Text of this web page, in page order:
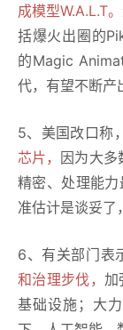
成模型W.A.L.T。
括爆火出圈的
的Magic
代，有望不断产
5、美国改口称，
芯片， 因为大多
精密、处理能
准估计是谈妥了
6、有关部门表
和治理步伐， 加
基础设施；大